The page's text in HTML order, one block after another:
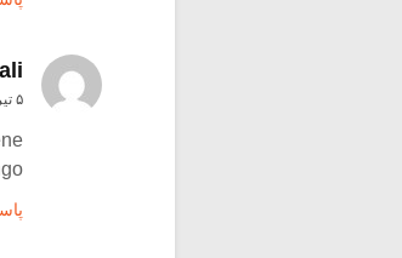
ali
۵ تیر ۱۳۸۶ در ۸:۳۶ ق٫ظ